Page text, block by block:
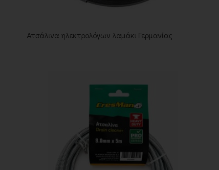
Ατσάλινα ηλεκτρολόγων λαμάκι Γερμανίας